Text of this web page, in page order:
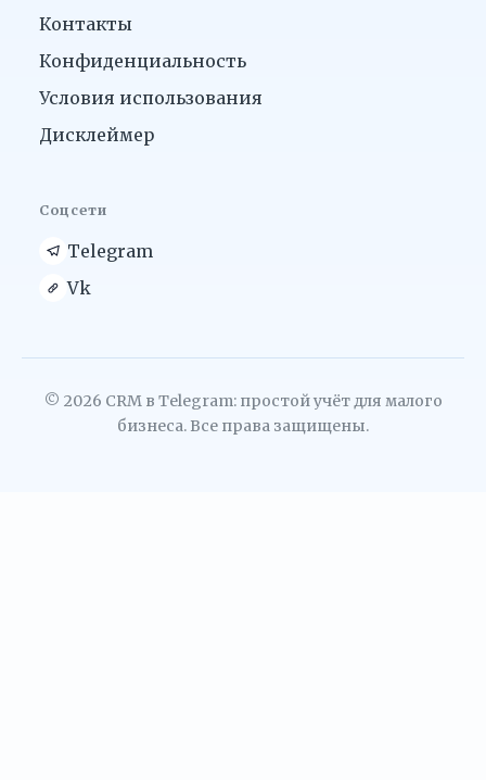
Контакты
Конфиденциальность
Условия использования
Дисклеймер
Соцсети
Telegram
Vk
© 2026 CRM в Telegram: простой учёт для малого
бизнеса. Все права защищены.